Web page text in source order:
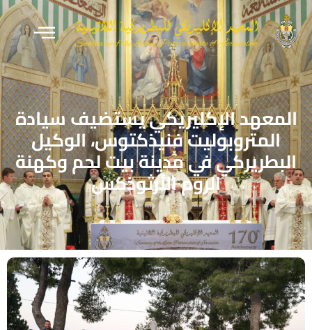
المعهد الإكليريكي يستضيف سيادة
المتروبوليت فنيذكتوس، الوكيل
البطريركي في مدينة بيت لحم وكهنة
الروم الأرثوذكس